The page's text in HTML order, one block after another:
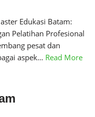
Edukasi Batam:
Pelatihan Profesional
pesat dan
aspek… Read More